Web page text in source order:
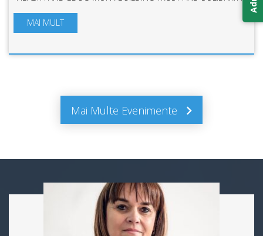
OCTOMBRIE 2025 Conference Presentation Asistență ...
MAI MULT
Mai Multe Evenimente